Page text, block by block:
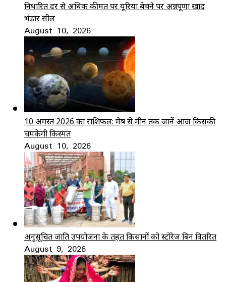
निर्धारित दर से अधिक कीमत पर यूरिया बेचने पर अन्नपूर्णा खाद
भंडार सील
August 10, 2026
10 अगस्त 2026 का राशिफल: मेष से मीन तक जानें आज किसकी
चमकेगी किस्मत
August 10, 2026
अनुसूचित जाति उपयोजना के तहत किसानों को स्टोरेज बिन वितरित
August 9, 2026